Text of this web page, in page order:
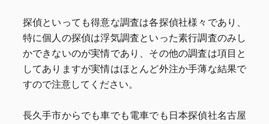
探偵といっても得意な調査は各探偵社様々であり、
特に個人の探偵は浮気調査といった素行調査のみし
かできないのが実情であり、その他の調査は項目と
してありますが実情はほとんど外注か手薄な結果で
すので注意してください。
長久手市からでも車でも電車でも日本探偵社名古屋